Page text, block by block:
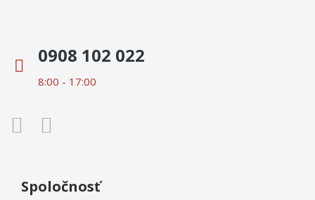
0908 102 022
8:00 - 17:00
Spoločnosť